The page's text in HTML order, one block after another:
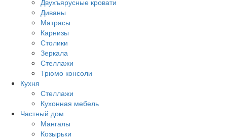
Двухъярусные кровати
Диваны
Матрасы
Карнизы
Столики
Зеркала
Стеллажи
Трюмо консоли
Кухня
Стеллажи
Кухонная мебель
Частный дом
Мангалы
Козырьки